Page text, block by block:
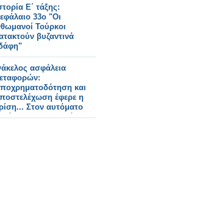
Ε΄ τάξης:
33ο "Οι
Τούρκοι
βυζαντινά
ασφάλεια
και
έφερε η
Στον αυτόματο
τα ΜΜΜ μετά τα